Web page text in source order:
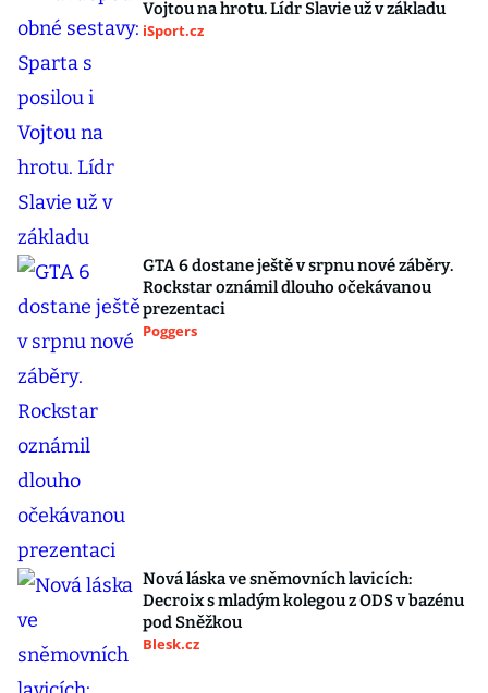
Vojtou na hrotu. Lídr Slavie už v základu
iSport.cz
GTA 6 dostane ještě v srpnu nové záběry.
Rockstar oznámil dlouho očekávanou
prezentaci
Poggers
Nová láska ve sněmovních lavicích:
Decroix s mladým kolegou z ODS v bazénu
pod Sněžkou
Blesk.cz